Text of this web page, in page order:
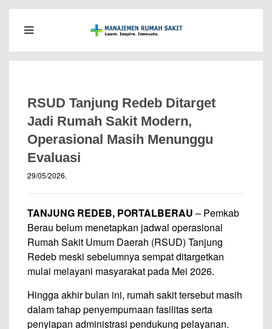
RSUD Tanjung Redeb Ditarget
Jadi Rumah Sakit Modern,
Operasional Masih Menunggu
Evaluasi
29/05/2026.
TANJUNG REDEB, PORTALBERAU – Pemkab
Berau belum menetapkan jadwal operasional
Rumah Sakit Umum Daerah (RSUD) Tanjung
Redeb meski sebelumnya sempat ditargetkan
mulai melayani masyarakat pada Mei 2026.
Hingga akhir bulan ini, rumah sakit tersebut masih
dalam tahap penyempurnaan fasilitas serta
penyiapan administrasi pendukung pelayanan.